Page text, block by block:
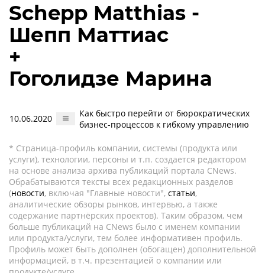
Schepp Matthias -
Шепп Маттиас
+
Гоголидзе Марина
10.06.2020
Как быстро перейти от бюрократических
бизнес-процессов к гибкому управлению
* Страница-профиль компании, системы (продукта или
услуги), технологии, персоны и т.п. создается редактором
на основе анализа архива публикаций портала CNews.
Обрабатываются тексты всех редакционных разделов
(новости, включая "Главные новости", статьи,
аналитические обзоры рынков, интервью, а также
содержание партнёрских проектов). Таким образом, чем
больше публикаций на CNews было с именем компании
или продукта/услуги, тем более информативен профиль.
Профиль может быть дополнен (обогащен) дополнительной
информацией, в т.ч. презентацией о компании или